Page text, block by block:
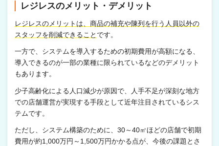
レジレスのメリット・デメリット
レジレスのメリットは、商品の補充や陳列を行う人員以外の
スタッフを削減できること です。
一方で、システムを導入するための初期費用が高額になる、
導入できるのが一部の業種に限られているなどのデメリット
もあります。
少子高齢化による人口減少が原因で、人手不足が深刻な地方
での店舗運営が実現する手段として近年注目されているシス
テムです。
ただし、システム構築のために、30～40㎡ほどの店舗で初期
費用が約1,000万円～1,500万円かかる点が、今後の課題とさ